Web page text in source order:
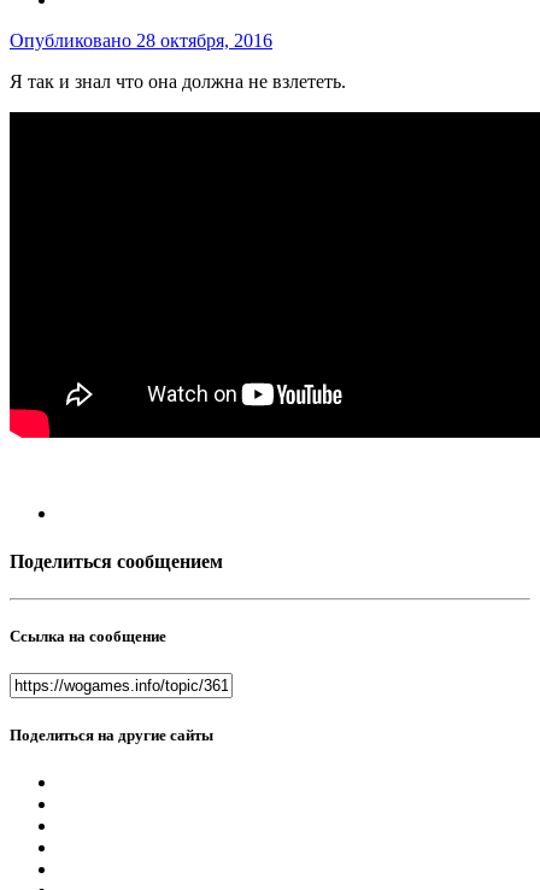
Опубликовано 28 октября, 2016
Я так и знал что она должна не взлететь.
Поделиться сообщением
Ссылка на сообщение
Поделиться на другие сайты